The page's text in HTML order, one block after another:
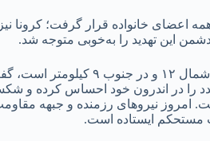
اعضای خانواده قرار گرفت؛ کرونا
این تهدید را به‌خوبی متوجه شد.
رئیس سازمان حفاظت اطلاعات سپاه پاسداران با بیان اینکه همه دنیا در مقابل غزه‌ای
را در اندرون خود احساس کرده و
امروز نیروهای رزمنده و جبهه
مستحکم ایستاده است.